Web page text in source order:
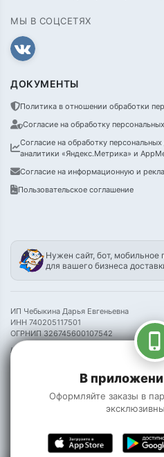
МЫ В СОЦСЕТЯХ
ДОКУМЕНТЫ
Политика в отношении обработки
Согласие на обработку
Согласие на обработку
аналитики «Яндекс.Метрика» и
Согласие на информационную и
Пользовательское соглашение
Нужен сайт, бот, мобильное
для вашего бизнеса
ИП Чебыкина Дарья Евгеньевна
ИНН 740205117501
ОГРНИП 326745600107542
Информация на сайте носит справочный
phone_iphone
В
Оформляйте заказы в